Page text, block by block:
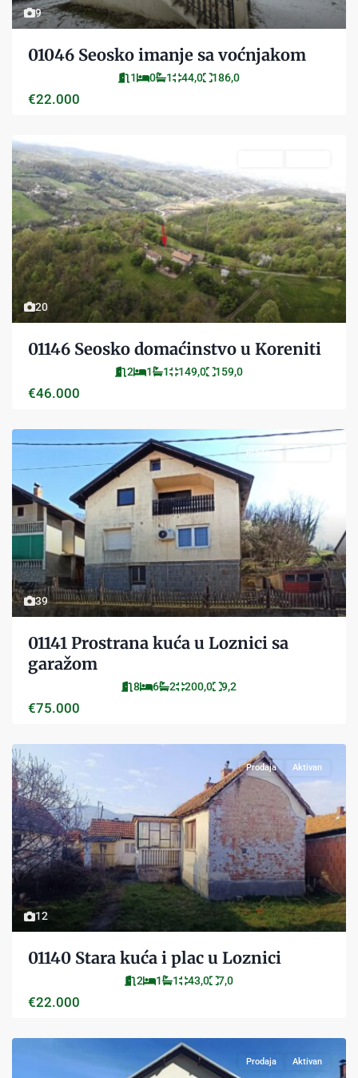
9
01046 Seosko imanje sa voćnjakom
1 0 1 44,0 186,0
€22.000
20
01146 Seosko domaćinstvo u Koreniti
2 1 1 149,0 159,0
€46.000
39
Prodaja Aktivan
01141 Prostrana kuća u Loznici sa
garažom
8 6 2 200,0 9,2
€75.000
12
Prodaja Aktivan
01140 Stara kuća i plac u Loznici
2 1 1 43,0 7,0
€22.000
Prodaja Aktivan